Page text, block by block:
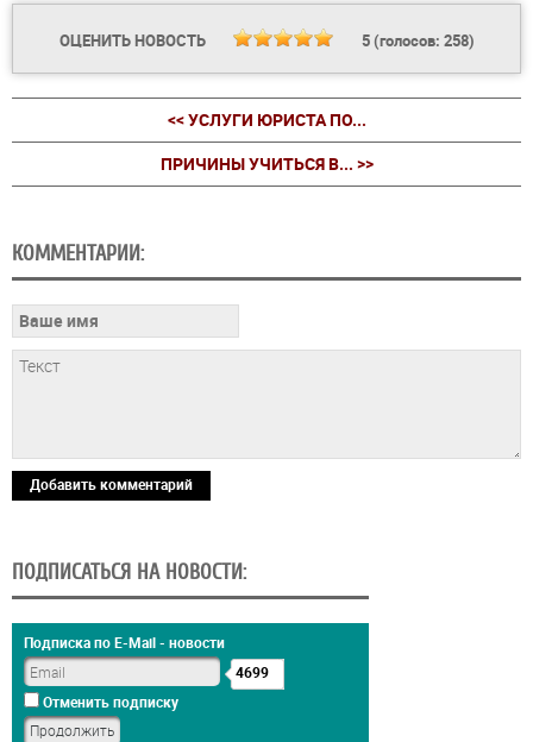
ОЦЕНИТЬ НОВОСТЬ 5(голосов: 258)
<< УСЛУГИ ЮРИСТА ПО...
ПРИЧИНЫ УЧИТЬСЯ В... >>
КОММЕНТАРИИ:
Добавить комментарий
ПОДПИСАТЬСЯ НА НОВОСТИ:
Подписка по E-Mail - новости
4699
Отменить подписку